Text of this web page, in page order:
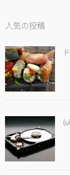
人気の投稿